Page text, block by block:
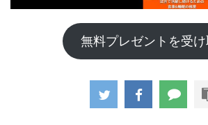
無料プレゼントを受け